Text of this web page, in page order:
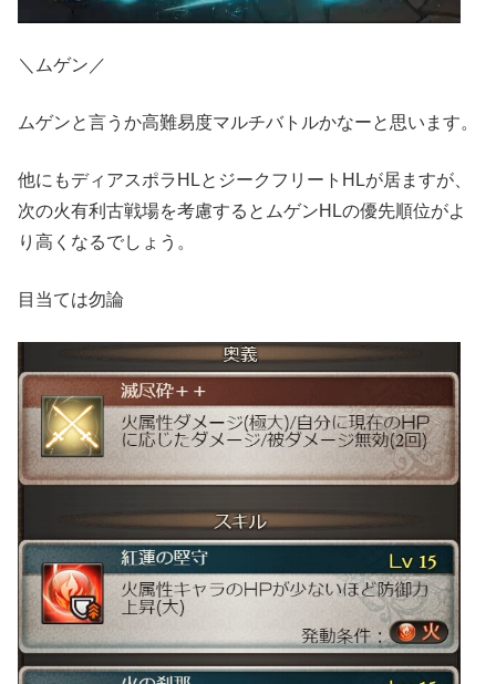
＼ムゲン／
ムゲンと言うか高難易度マルチバトルかなーと思います。
他にもディアスポラHLとジークフリートHLが居ますが、
次の火有利古戦場を考慮するとムゲンHLの優先順位がよ
り高くなるでしょう。
目当ては勿論